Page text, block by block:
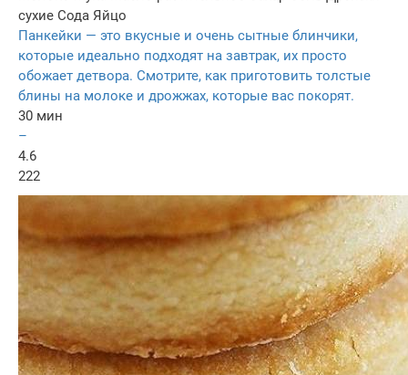
сухие Сода Яйцо
Панкейки — это вкусные и очень сытные блинчики,
которые идеально подходят на завтрак, их просто
обожает детвора. Смотрите, как приготовить толстые
блины на молоке и дрожжах, которые вас покорят.
30 мин
–
4.6
222